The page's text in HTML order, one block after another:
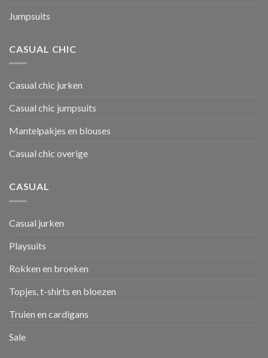
Jumpsuits
CASUAL CHIC
Casual chic jurken
Casual chic jumpsuits
Mantelpakjes en blouses
Casual chic overige
CASUAL
Casual jurken
Playsuits
Rokken en broeken
Topjes, t-shirts en bloezen
Truien en cardigans
Sale